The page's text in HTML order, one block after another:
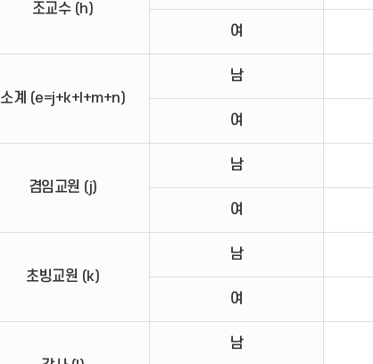
조교수 (h)
여
소계 (e=j+k+l+m+n)
남
여
겸임교원 (j)
남
여
초빙교원 (k)
남
여
남